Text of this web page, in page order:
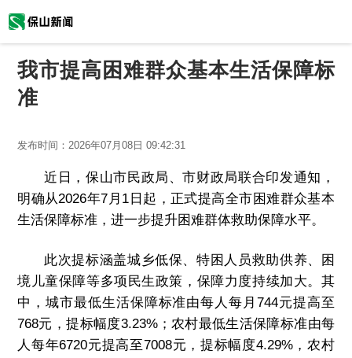
我市提高困难群众基本生活保障标
准
发布时间： 2026年07月08日 09:42:31
近日，保山市民政局、市财政局联合印发通知，
明确从2026年7月1日起，正式提高全市困难群众基本
生活保障标准，进一步提升困难群体救助保障水平。
此次提标涵盖城乡低保、特困人员救助供养、困
境儿童保障等多项民生政策，保障力度持续加大。其
中，城市最低生活保障标准由每人每月744元提高至
768元，提标幅度3.23%；农村最低生活保障标准由每
人每年6720元提高至7008元，提标幅度4.29%，农村